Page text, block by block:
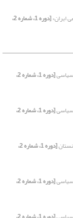
ایران» [دوره 1، شماره 2،
سیاسی [دوره 1، شماره 2،
سیاسی [دوره 1، شماره 2،
[دوره 1، شماره 2،
سیاسی [دوره 1، شماره 2،